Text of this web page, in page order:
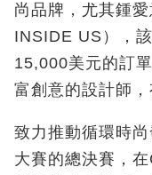
尚品牌，尤其鍾
INSIDE US），
15,000美元的訂
富創意的設計師，
致力推動循環時
大賽的總決賽，